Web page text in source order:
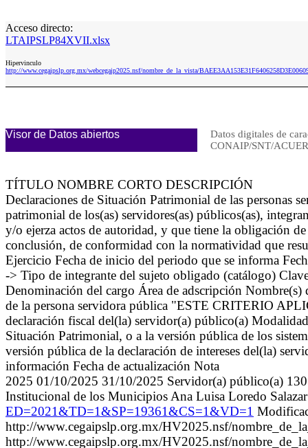
Acceso directo:
LTAIPSLP84XVII.xlsx
Hipervinculo
http://www.cegaipslp.org.mx/webcegaip2025.nsf/nombre_de_la_vista/
Visor de Datos abiertos
Datos digitales de
CONAIP/SNT/
TÍTULO NOMBRE CORTO DESCRIPCIÓN
Declaraciones de Situación Patrimonial de las personas
patrimonial de los(as) servidores(as) públicos(as),
y/o ejerza actos de autoridad, y que tiene la obligación
conclusión, de conformidad con la normatividad que
Ejercicio Fecha de inicio del periodo que se informa
-> Tipo de integrante del sujeto obligado (catálogo)
Denominación del cargo Área de adscripción
de la persona servidora pública "ESTE CRITERIO
declaración fiscal del(la) servidor(a) público(a)
Situación Patrimonial, o a la versión pública de los
versión pública de la declaración de intereses del(la)
información Fecha de actualización Nota
2025 01/10/2025 31/10/2025 Servidor(a) público(a)
Institucional de los Municipios Ana Luisa Loredo
ED=2021&TD=1&SP=19361&CS=1&VD=1
http://www.cegaipslp.org.mx/HV2025.nsf/
http://www.cegaipslp.org.mx/HV2025.nsf/